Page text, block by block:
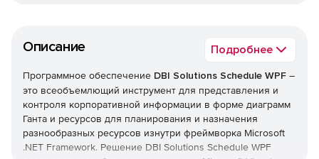
Описание Подробнее
Программное обеспечение DBI Solutions Schedule WPF –
это всеобъемлющий инструмент для представления и
контроля корпоративной информации в форме диаграмм
Ганта и ресурсов для планирования и назначения
разнообразных ресурсов изнутри фреймворка Microsoft
.NET Framework. Решение DBI Solutions Schedule WPF